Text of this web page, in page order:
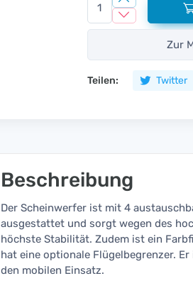
Zur
Teilen: Twitter
Beschreibung
Der Scheinwerfer ist mit 4
ausgestattet und sorgt wegen des
höchste Stabilität. Zudem ist ein
hat eine optionale Flügelbegrenzer.
den mobilen Einsatz.